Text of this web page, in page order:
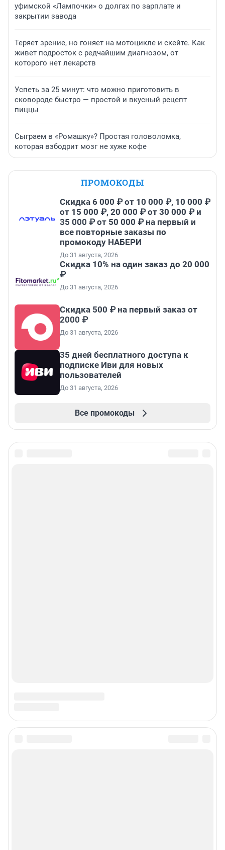
уфимской «Лампочки» о долгах по зарплате и
закрытии завода
Теряет зрение, но гоняет на мотоцикле и скейте. Как
живет подросток с редчайшим диагнозом, от
которого нет лекарств
Успеть за 25 минут: что можно приготовить в
сковороде быстро — простой и вкусный рецепт
пиццы
Сыграем в «Ромашку»? Простая головоломка,
которая взбодрит мозг не хуже кофе
ПРОМОКОДЫ
Скидка 6 000 ₽ от 10 000 ₽, 10 000 ₽
от 15 000 ₽, 20 000 ₽ от 30 000 ₽ и
35 000 ₽ от 50 000 ₽ на первый и
все повторные заказы по
промокоду НАБЕРИ
До 31 августа, 2026
Скидка 10% на один заказ до 20 000
₽
До 31 августа, 2026
Скидка 500 ₽ на первый заказ от
2000 ₽
До 31 августа, 2026
35 дней бесплатного доступа к
подписке Иви для новых
пользователей
До 31 августа, 2026
Все промокоды